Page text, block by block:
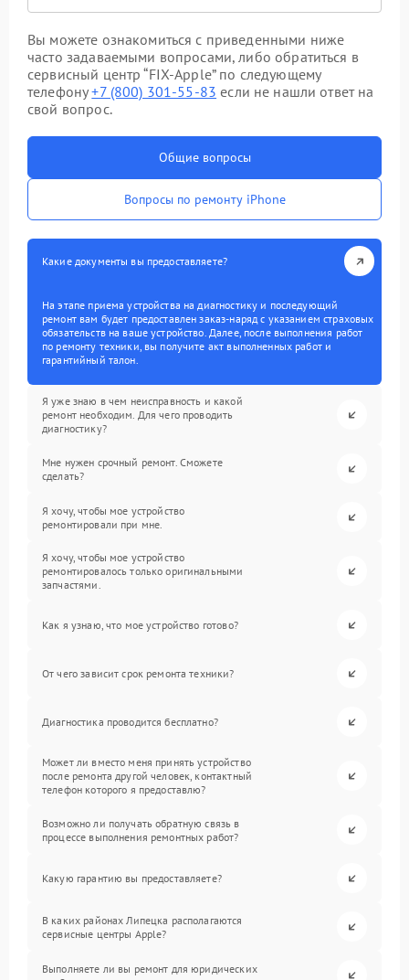
Вы можете ознакомиться с приведенными ниже
часто задаваемыми вопросами, либо обратиться в
сервисный центр “FIX-Apple” по следующему
телефону+7 (800) 301-55-83 если не нашли ответ на
свой вопрос.
Общие вопросы
Вопросы по ремонту iPhone
Какие документы вы предоставляете?
На этапе приема устройства на диагностику и последующий
ремонт вам будет предоставлен заказ-наряд с указанием страховых
обязательств на ваше устройство. Далее, после выполнения работ
по ремонту техники, вы получите акт выполненных работ и
гарантийный талон.
Я уже знаю в чем неисправность и какой
ремонт необходим. Для чего проводить
диагностику?
Мне нужен срочный ремонт. Сможете
сделать?
Я хочу, чтобы мое устройство
ремонтировали при мне.
Я хочу, чтобы мое устройство
ремонтировалось только оригинальными
запчастями.
Как я узнаю, что мое устройство готово?
От чего зависит срок ремонта техники?
Диагностика проводится бесплатно?
Может ли вместо меня принять устройство
после ремонта другой человек, контактный
телефон которого я предоставлю?
Возможно ли получать обратную связь в
процессе выполнения ремонтных работ?
Какую гарантию вы предоставляете?
В каких районах Липецка располагаются
сервисные центры Apple?
Выполняете ли вы ремонт для юридических